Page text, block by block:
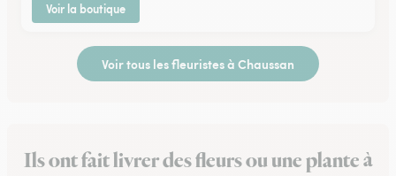
Voir la boutique
Voir tous les fleuristes à Chaussan
Ils ont fait livrer des fleurs ou une plante à